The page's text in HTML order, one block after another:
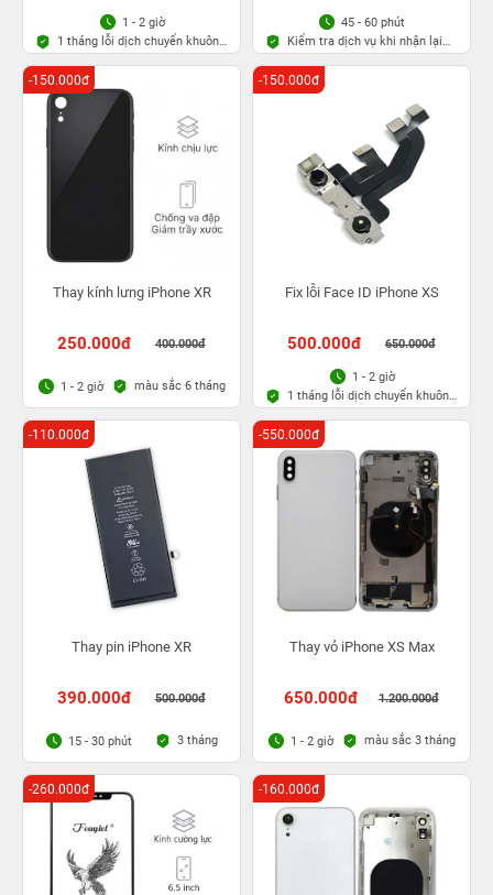
1 - 2 giờ
1 tháng lỗi dịch chuyển khuôn
mặt
45 - 60 phút
Kiểm tra dịch vụ khi nhận lại
máy
Thay kính lưng iPhone XR
250.000đ 400.000đ
-150.000đ
1 - 2 giờ màu sắc 6 tháng
Fix lỗi Face ID iPhone XS
500.000đ 650.000đ
-150.000đ
1 - 2 giờ
1 tháng lỗi dịch chuyển khuôn
mặt
Thay pin iPhone XR
390.000đ 500.000đ
-110.000đ
15 - 30 phút 3 tháng
Thay vỏ iPhone XS Max
650.000đ 1.200.000đ
-550.000đ
1 - 2 giờ màu sắc 3 tháng
-260.000đ -160.000đ